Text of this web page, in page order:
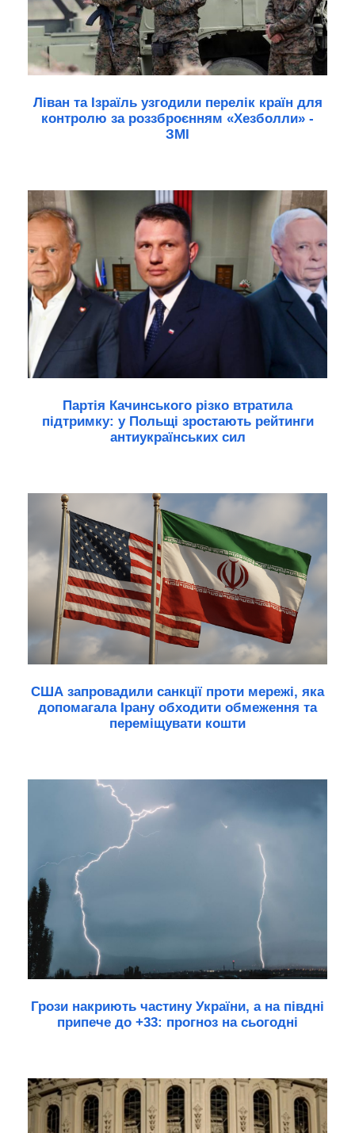
Ліван та Ізраїль узгодили перелік країн для
контролю за роззброєнням «Хезболли» -
ЗМІ
Партія Качинського різко втратила
підтримку: у Польщі зростають рейтинги
антиукраїнських сил
США запровадили санкції проти мережі, яка
допомагала Ірану обходити обмеження та
переміщувати кошти
Грози накриють частину України, а на півдні
припече до +33: прогноз на сьогодні